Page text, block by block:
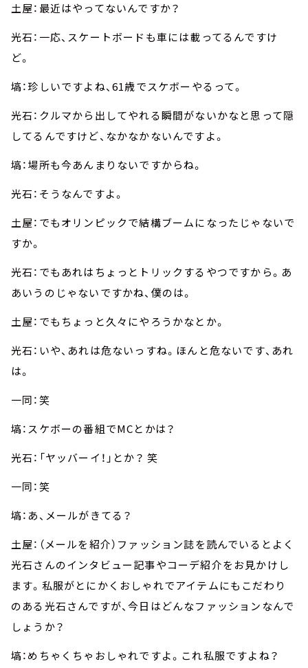
土屋：最近はやってないんですか？
光石：一応、スケートボードも車には載ってるんですけ
ど。
塙：珍しいですよね、61歳でスケボーやるって。
光石：クルマから出してやれる瞬間がないかなと思って隠
してるんですけど、なかなかないんですよ。
塙：場所も今あんまりないですからね。
光石：そうなんですよ。
土屋：でもオリンピックで結構ブームになったじゃないで
すか。
光石：でもあれはちょっとトリックするやつですから。あ
あいうのじゃないですかね、僕のは。
土屋：でもちょっと久々にやろうかなとか。
光石：いや、あれは危ないっすね。ほんと危ないです、あれ
は。
一同：笑
塙：スケボーの番組でMCとかは？
光石：「ヤッバーイ！」とか？ 笑
一同：笑
塙：あ、メールがきてる？
土屋：（メールを紹介）ファッション誌を読んでいるとよく
光石さんのインタビュー記事やコーデ紹介をお見かけし
ます。私服がとにかくおしゃれでアイテムにもこだわり
のある光石さんですが、今日はどんなファッションなんで
しょうか？
塙：めちゃくちゃおしゃれですよ。これ私服ですよね？